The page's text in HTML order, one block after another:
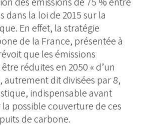
dans la loi de 2015 sur la
En effet, la stratégie
de la France, présentée à
que les émissions
réduites en 2050 « d’un
autrement dit divisées par 8,
indispensable avant
la possible couverture de ces
de carbone.